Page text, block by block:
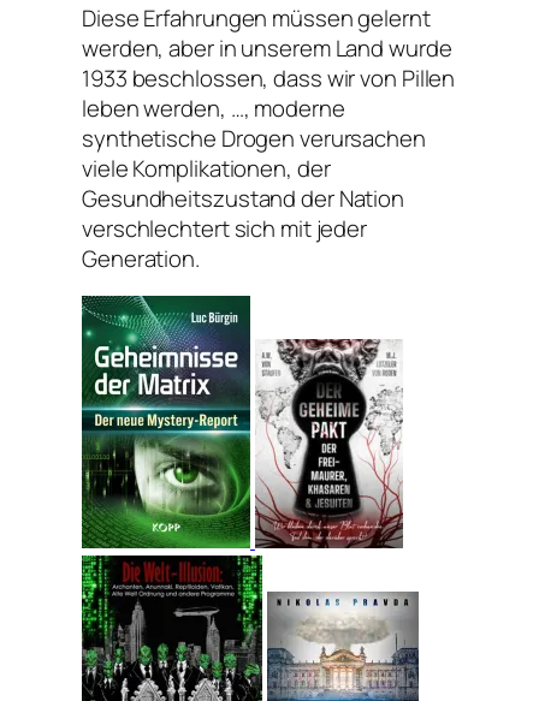
Diese Erfahrungen müssen gelernt
werden, aber in unserem Land wurde
1933 beschlossen, dass wir von Pillen
leben werden, …, moderne
synthetische Drogen verursachen
viele Komplikationen, der
Gesundheitszustand der Nation
verschlechtert sich mit jeder
Generation.